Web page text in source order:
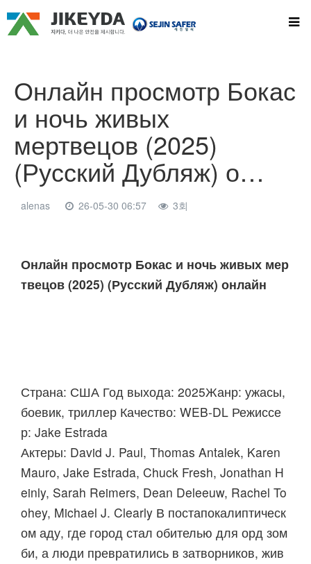
Онлайн просмотр Бокас
и ночь живых
мертвецов (2025)
(Русский Дубляж) о…
alenas 26-05-30 06:57 3회
본문
Онлайн просмотр Бокас и ночь живых мер
твецов (2025) (Русский Дубляж) онлайн
Страна: США Год выхода: 2025Жанр: ужасы,
боевик, триллер Качество: WEB-DL Режиссе
р: Jake Estrada
Актеры: David J. Paul, Thomas Antalek, Karen
Mauro, Jake Estrada, Chuck Fresh, Jonathan H
einly, Sarah Reimers, Dean Deleeuw, Rachel To
ohey, Michael J. Clearly В постапокалиптическ
ом аду, где город стал обителью для орд зом
би, а люди превратились в затворников, жив